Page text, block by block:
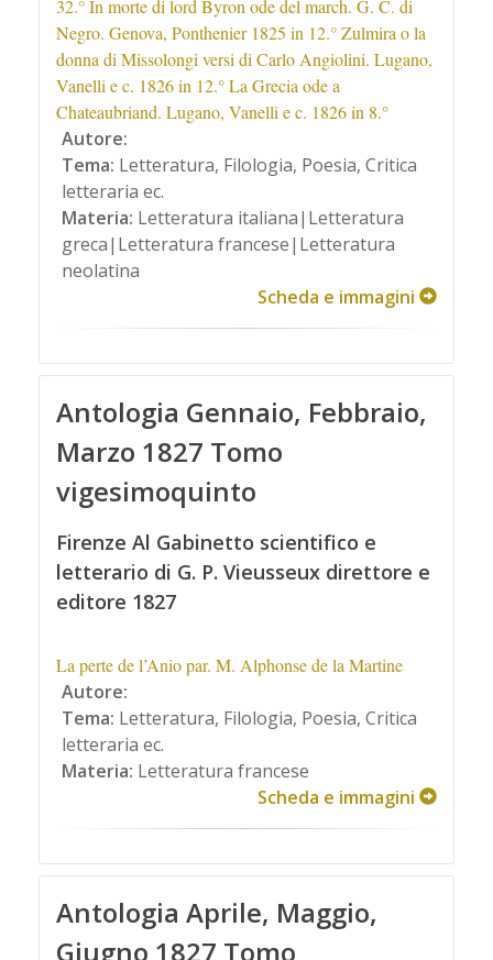
32.° In morte di lord Byron ode del march. G. C. di
Negro. Genova, Ponthenier 1825 in 12.° Zulmira o la
donna di Missolongi versi di Carlo Angiolini. Lugano,
Vanelli e c. 1826 in 12.° La Grecia ode a
Chateaubriand. Lugano, Vanelli e c. 1826 in 8.°
Autore:
Tema: Letteratura, Filologia, Poesia, Critica
letteraria ec.
Materia: Letteratura italiana|Letteratura
greca|Letteratura francese|Letteratura
neolatina
Scheda e immagini
Antologia Gennaio, Febbraio,
Marzo 1827 Tomo
vigesimoquinto
Firenze Al Gabinetto scientifico e
letterario di G. P. Vieusseux direttore e
editore 1827
La perte de l’Anio par. M. Alphonse de la Martine
Autore:
Tema: Letteratura, Filologia, Poesia, Critica
letteraria ec.
Materia: Letteratura francese
Scheda e immagini
Antologia Aprile, Maggio,
Giugno 1827 Tomo